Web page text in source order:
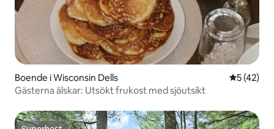
Boende i Wisconsin Dells 5 av 5 i
5 (42)
Gästerna älskar: Utsökt frukost med sjöutsikt